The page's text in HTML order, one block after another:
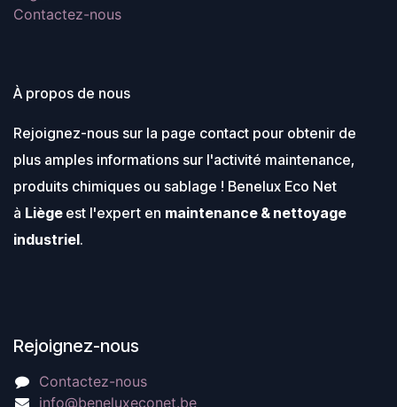
Contactez-nous
À propos de nous
Rejoignez-nous sur la page contact pour obtenir de
plus amples informations sur l'activité maintenance,
produits chimiques ou sablage ! Benelux Eco Net
à Liège est l'expert en maintenance & nettoyage
industriel.
Rejoignez-nous
Contactez-nous
info@beneluxeconet.be